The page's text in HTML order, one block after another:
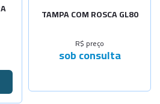
TAMPA COM ROSCA GL80
R$ preço
sob consulta